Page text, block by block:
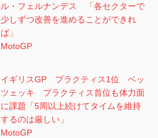
ル・フェルナンデス 「各セクターで
少しずつ改善を進めることができれ
ば」
MotoGP
イギリスGP プラクティス1位 ベッ
ツェッキ プラクティス首位も体力面
に課題「5周以上続けてタイムを維持
するのは厳しい」
MotoGP